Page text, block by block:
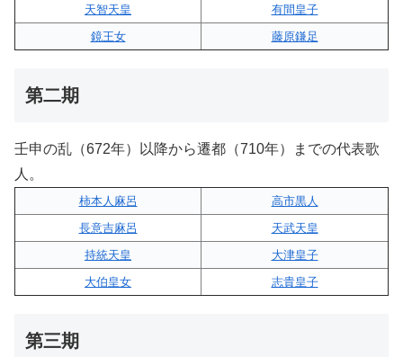
天智天皇
有間皇子
鏡王女
藤原鎌足
第二期
壬申の乱（672年）以降から遷都（710年）までの代表歌
人。
柿本人麻呂
高市黒人
長意吉麻呂
天武天皇
持統天皇
大津皇子
大伯皇女
志貴皇子
第三期